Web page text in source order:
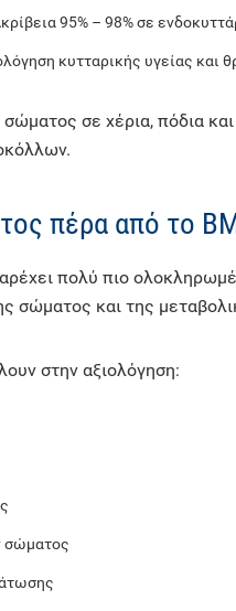
95% – 98% σε
κυτταρικής υγείας και
σε χέρια, πόδια
πέρα από το
πολύ πιο
σώματος και της
στην αξιολόγηση:
σώματος